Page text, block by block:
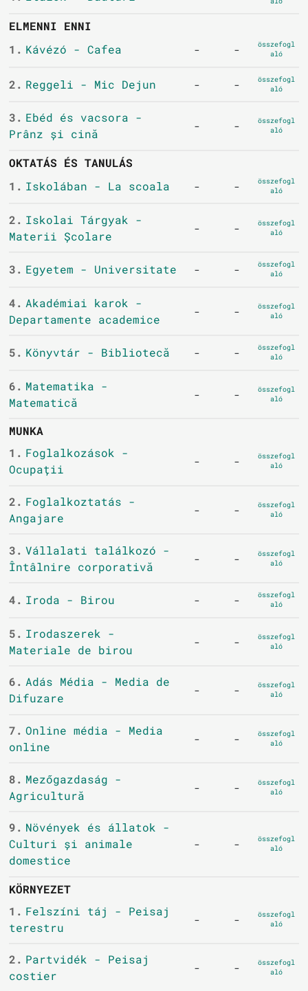
ELMENNI ENNI
1. Kávézó - Cafea - -
összefogl
aló
2. Reggeli - Mic Dejun - -
összefogl
aló
3. Ebéd és vacsora -
Prânz și cină
- -
összefogl
aló
OKTATÁS ÉS TANULÁS
1. Iskolában - La scoala - -
összefogl
aló
2. Iskolai Tárgyak -
Materii Școlare
- -
összefogl
aló
3. Egyetem - Universitate - -
összefogl
aló
4. Akadémiai karok -
Departamente academice
- -
összefogl
aló
5. Könyvtár - Bibliotecă - -
összefogl
aló
6. Matematika -
Matematică
- -
összefogl
aló
MUNKA
1. Foglalkozások -
Ocupații
- -
összefogl
aló
2. Foglalkoztatás -
Angajare
- -
összefogl
aló
3. Vállalati találkozó -
Întâlnire corporativă
- -
összefogl
aló
4. Iroda - Birou - -
összefogl
aló
5. Irodaszerek -
Materiale de birou
- -
összefogl
aló
6. Adás Média - Media de
Difuzare
- -
összefogl
aló
7. Online média - Media
online
- -
összefogl
aló
8. Mezőgazdaság -
Agricultură
- -
összefogl
aló
9. Növények és állatok -
Culturi și animale
domestice
- -
összefogl
aló
KÖRNYEZET
1. Felszíni táj - Peisaj
terestru
- -
összefogl
aló
2. Partvidék - Peisaj
costier
- -
összefogl
aló